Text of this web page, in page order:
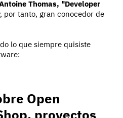
Thomas, "Developer
por tanto, gran conocedor de
lo que siempre quisiste
Open
proyectos